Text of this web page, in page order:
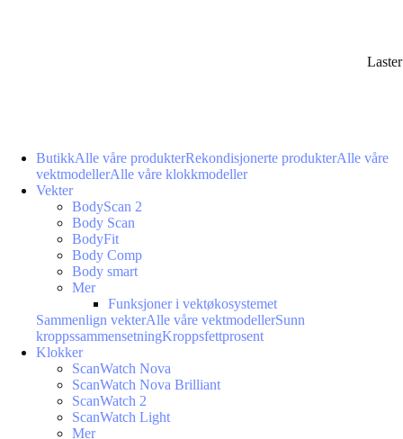
ButikkAlle våre produkterRekondisjonerte produkterAlle våre
vektmodellerAlle våre klokkmodeller
Vekter
BodyScan 2
Body Scan
BodyFit
Body Comp
Body smart
Mer
Funksjoner i vektøkosystemet
Sammenlign vekterAlle våre vektmodellerSunn
kroppssammensetningKroppsfettprosent
Klokker
ScanWatch Nova
ScanWatch Nova Brilliant
ScanWatch 2
ScanWatch Light
Mer